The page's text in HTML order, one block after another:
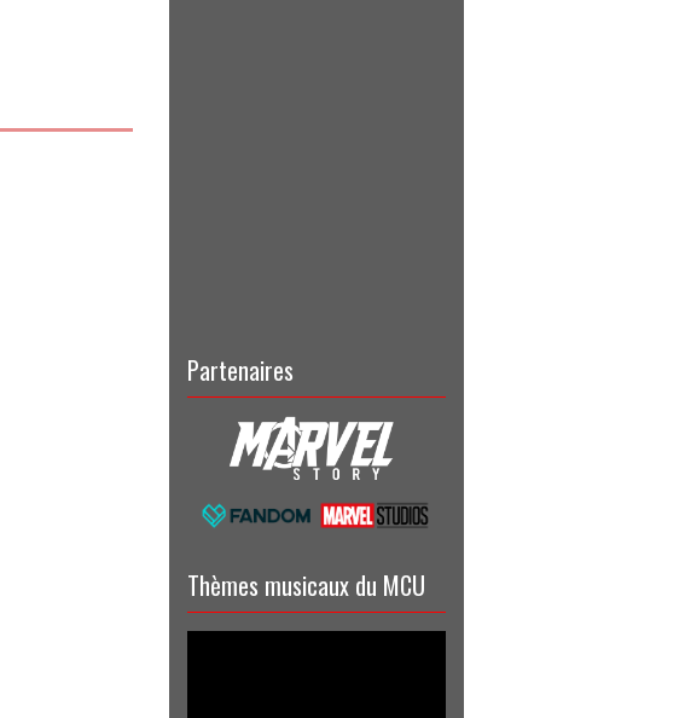
Partenaires
Thèmes musicaux du MCU